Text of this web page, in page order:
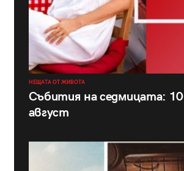
НЕЩАТА ОТ ЖИВОТА
Събития на седмицата:
август